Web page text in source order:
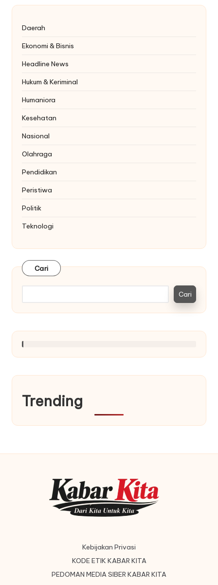
Daerah
Ekonomi & Bisnis
Headline News
Hukum & Keriminal
Humaniora
Kesehatan
Nasional
Olahraga
Pendidikan
Peristiwa
Politik
Teknologi
Cari
Cari
Trending
Kebijakan Privasi
KODE ETIK KABAR KITA
PEDOMAN MEDIA SIBER KABAR KITA